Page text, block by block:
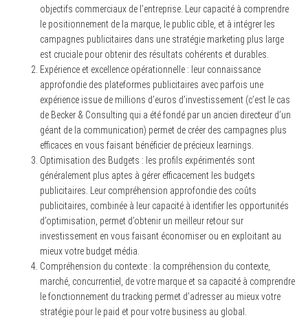
objectifs commerciaux de l’entreprise. Leur capacité à comprendre
le positionnement de la marque, le public cible, et à intégrer les
campagnes publicitaires dans une stratégie marketing plus large
est cruciale pour obtenir des résultats cohérents et durables.
Expérience et excellence opérationnelle : leur connaissance
approfondie des plateformes publicitaires avec parfois une
expérience issue de millions d’euros d’investissement (c’est le cas
de Becker & Consulting qui a été fondé par un ancien directeur d’un
géant de la communication) permet de créer des campagnes plus
efficaces en vous faisant bénéficier de précieux learnings.
Optimisation des Budgets : les profils expérimentés sont
généralement plus aptes à gérer efficacement les budgets
publicitaires. Leur compréhension approfondie des coûts
publicitaires, combinée à leur capacité à identifier les opportunités
d’optimisation, permet d’obtenir un meilleur retour sur
investissement en vous faisant économiser ou en exploitant au
mieux votre budget média.
Compréhension du contexte : la compréhension du contexte,
marché, concurrentiel, de votre marque et sa capacité à comprendre
le fonctionnement du tracking permet d’adresser au mieux votre
stratégie pour le paid et pour votre business au global.